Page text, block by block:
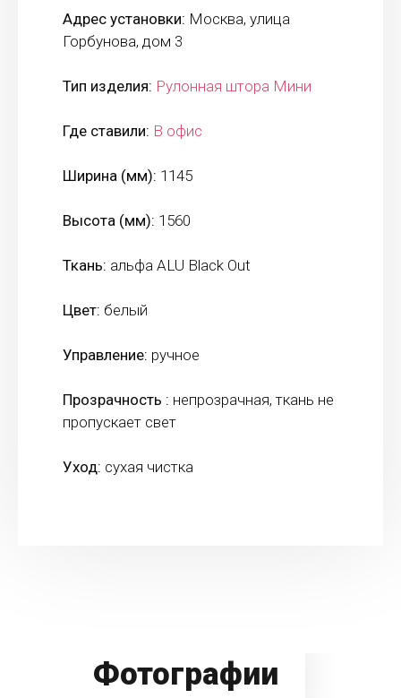
Адрес установки: Москва, улица
Горбунова, дом 3
Тип изделия: Рулонная штора Мини
Где ставили: В офис
Ширина (мм): 1145
Высота (мм): 1560
Ткань: альфа ALU Black Out
Цвет: белый
Управление: ручное
Прозрачность : непрозрачная, ткань не
пропускает свет
Уход: сухая чистка
Фотографии